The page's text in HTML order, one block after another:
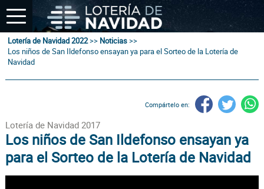
Lotería de Navidad 2022>> Noticias>>
Los niños de San Ildefonso ensayan ya para el Sorteo de la Lotería de
Navidad
Compártelo en:
Lotería de Navidad 2017
Los niños de San Ildefonso ensayan ya
para el Sorteo de la Lotería de Navidad